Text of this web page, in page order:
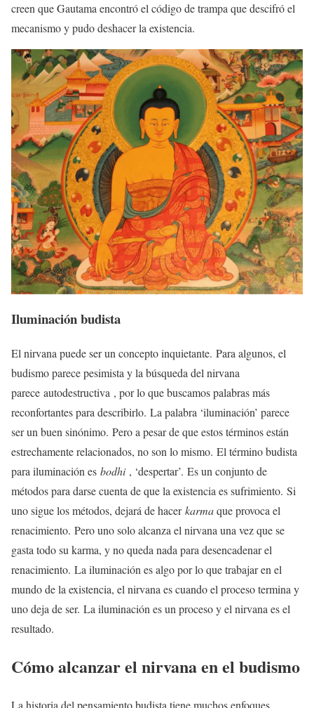
creen que Gautama encontró el código de trampa que descifró el
mecanismo y pudo deshacer la existencia.
Iluminación budista
El nirvana puede ser un concepto inquietante. Para algunos, el
budismo parece pesimista y la búsqueda del nirvana
parece autodestructiva , por lo que buscamos palabras más
reconfortantes para describirlo. La palabra ‘iluminación’ parece
ser un buen sinónimo. Pero a pesar de que estos términos están
estrechamente relacionados, no son lo mismo. El término budista
para iluminación es bodhi, ‘despertar’. Es un conjunto de
métodos para darse cuenta de que la existencia es sufrimiento. Si
uno sigue los métodos, dejará de hacerkarmaque provoca el
renacimiento. Pero uno solo alcanza el nirvana una vez que se
gasta todo su karma, y ​​no queda nada para desencadenar el
renacimiento. La iluminación es algo por lo que trabajar en el
mundo de la existencia, el nirvana es cuando el proceso termina y
uno deja de ser. La iluminación es un proceso y el nirvana es el
resultado.
Cómo alcanzar el nirvana en el budismo